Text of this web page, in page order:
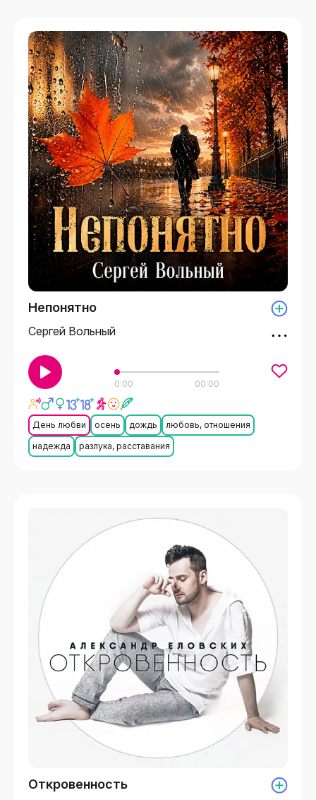
Непонятно
Сергей Вольный
0:00 00:00
День любви осень дождь
любовь, отношения
надежда
разлука, расставания
Откровенность